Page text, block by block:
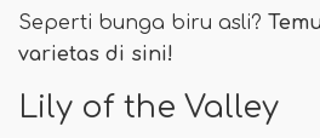
Seperti bunga biru asli?
varietas di sini!
Lily of the Valley